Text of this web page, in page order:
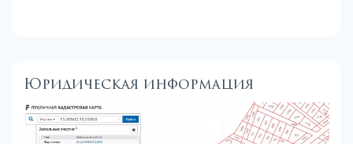
Юридическая информация